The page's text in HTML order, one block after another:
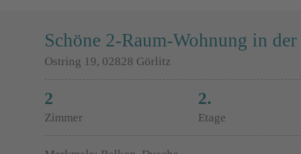
Schöne 2-Raum-Wohnung in
Ostring 19, 02828 Görlitz
2
Zimmer
2.
Etage